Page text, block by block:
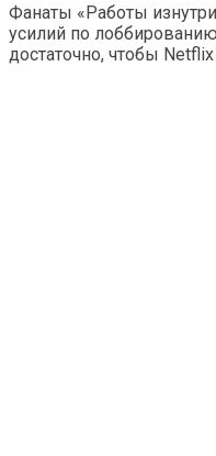
Фанаты «Работы
усилий по
достаточно, чтобы